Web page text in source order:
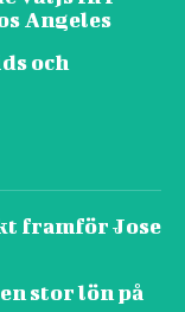
Angeles
och
framför Jose
stor lön på